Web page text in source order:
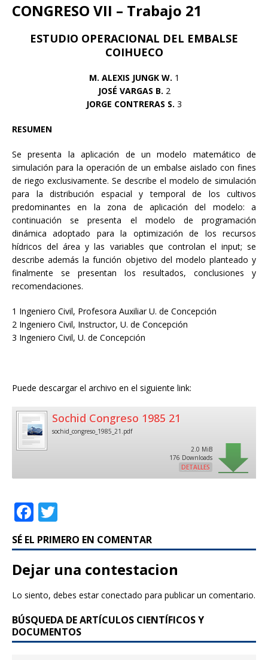
CONGRESO VII – Trabajo 21
ESTUDIO OPERACIONAL DEL EMBALSE
COIHUECO
M. ALEXIS JUNGK W. 1
JOSÉ VARGAS B. 2
JORGE CONTRERAS S. 3
RESUMEN
Se presenta la aplicación de un modelo matemático de
simulación para la operación de un embalse aislado con fines
de riego exclusivamente. Se describe el modelo de simulación
para la distribución espacial y temporal de los cultivos
predominantes en la zona de aplicación del modelo: a
continuación se presenta el modelo de programación
dinámica adoptado para la optimización de los recursos
hídricos del área y las variables que controlan el input; se
describe además la función objetivo del modelo planteado y
finalmente se presentan los resultados, conclusiones y
recomendaciones.
1 Ingeniero Civil, Profesora Auxiliar U. de Concepción
2 Ingeniero Civil, Instructor, U. de Concepción
3 Ingeniero Civil, U. de Concepción
Puede descargar el archivo en el siguiente link:
Sochid Congreso 1985 21
sochid_congreso_1985_21.pdf
2.0 MiB
176 Downloads
DETALLES
F
a
c
e
b
o
k
w
it
te
r
SÉ EL PRIMERO EN COMENTAR
Dejar una contestacion
Lo siento, debes estarconectado para publicar un comentario.
BÚSQUEDA DE ARTÍCULOS CIENTÍFICOS Y
DOCUMENTOS